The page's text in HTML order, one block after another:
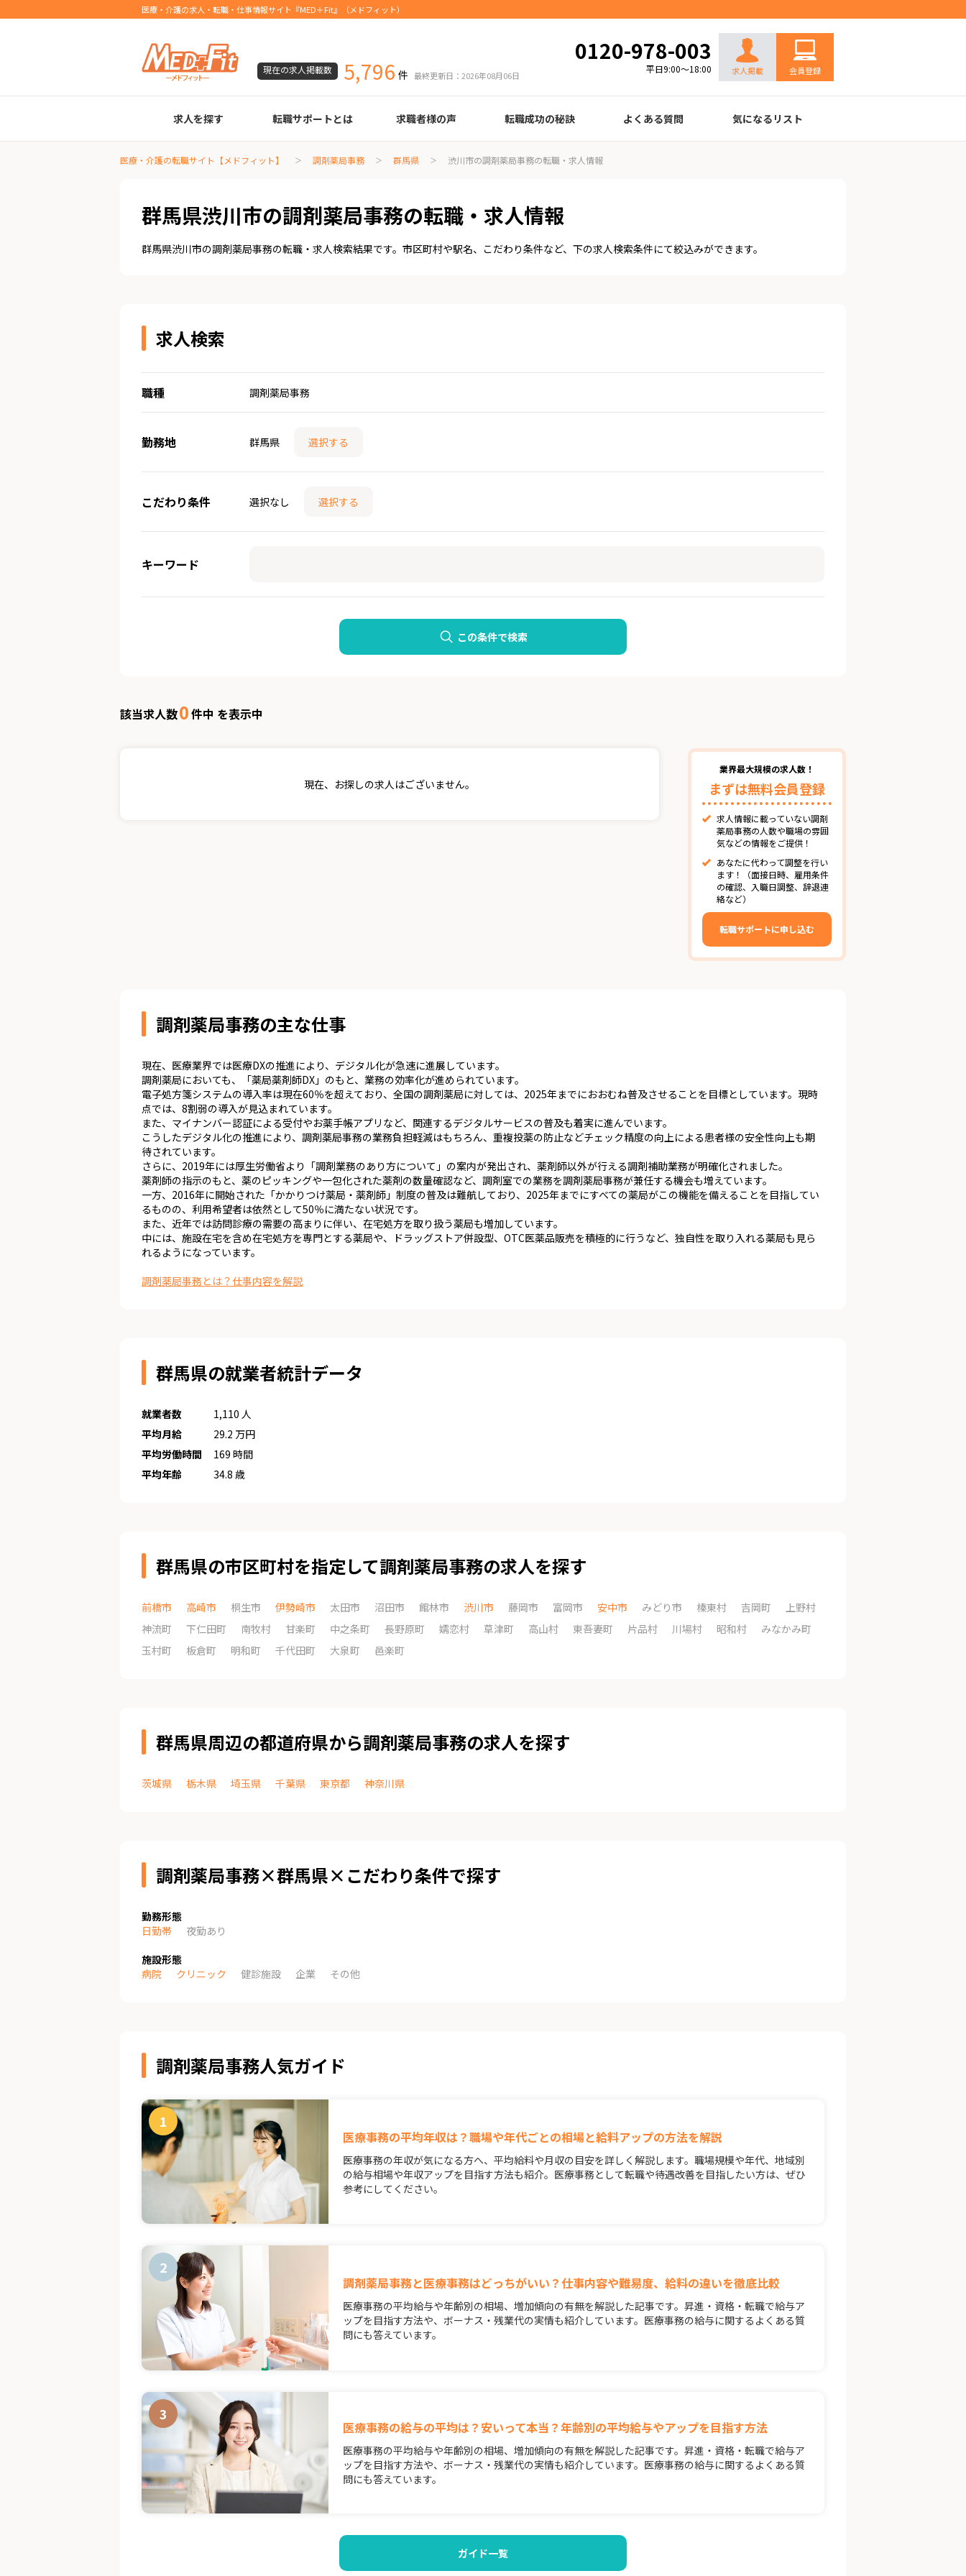
医療・介護の求人・転職・仕事情報サイト『MED＋Fit』（メドフィット）
現在の求人掲載数 5,796 件 最終更新日：2026年08月06日
0120-978-003
平日9:00～18:00 求人掲載 会員登録
求人を探す
臨床検査技師
診療放射線技師
臨床工学技士
医療事務
調剤薬局事務
理学療法士
作業療法士
言語聴覚士
機能訓練指導員
視能訓練士
看護師
薬剤師
転職サポートとは 求職者様の声
臨床検査技師
診療放射線技師
臨床工学技士
医療事務
調剤薬局事務
理学療法士
作業療法士
言語聴覚士
機能訓練指導員
視能訓練士
看護師
薬剤師
転職成功の秘訣
履歴書の書き方
職務経歴書の書き方
面接の心得
面接のコツ
転職の際に知っておきたいこと
年齢早見表
給与
よくある質問 気になるリスト
医療・介護の転職サイト【メドフィット】 調剤薬局事務 群馬県 渋川市の調剤薬局事務の転職・求人情報
群馬県渋川市の調剤薬局事務の転職・求人情報
群馬県渋川市の調剤薬局事務の転職・求人検索結果です。市区町村や駅名、こだわり条件など、下の求人検索条件にて絞込みができます。
求人検索
職種 調剤薬局事務
勤務地 群馬県 選択する
こだわり条件 選択なし 選択する
キーワード
この条件で検索
該当求人数0件中 を表示中
現在、お探しの求人はございません。
業界最大規模の求人数！
まずは無料会員登録
求人情報に載っていない調剤
薬局事務の人数や職場の雰囲
気などの情報をご提供！
あなたに代わって調整を行い
ます！（面接日時、雇用条件
の確認、入職日調整、辞退連
絡など）
転職サポートに申し込む
調剤薬局事務の主な仕事
現在、医療業界では医療DXの推進により、デジタル化が急速に進展しています。
調剤薬局においても、「薬局薬剤師DX」のもと、業務の効率化が進められています。
電子処方箋システムの導入率は現在60％を超えており、全国の調剤薬局に対しては、2025年までにおおむね普及させることを目標としています。現時
点では、8割弱の導入が見込まれています。
また、マイナンバー認証による受付やお薬手帳アプリなど、関連するデジタルサービスの普及も着実に進んでいます。
こうしたデジタル化の推進により、調剤薬局事務の業務負担軽減はもちろん、重複投薬の防止などチェック精度の向上による患者様の安全性向上も期
待されています。
さらに、2019年には厚生労働省より「調剤業務のあり方について」の案内が発出され、薬剤師以外が行える調剤補助業務が明確化されました。
薬剤師の指示のもと、薬のピッキングや一包化された薬剤の数量確認など、調剤室での業務を調剤薬局事務が兼任する機会も増えています。
一方、2016年に開始された「かかりつけ薬局・薬剤師」制度の普及は難航しており、2025年までにすべての薬局がこの機能を備えることを目指してい
るものの、利用希望者は依然として50％に満たない状況です。
また、近年では訪問診療の需要の高まりに伴い、在宅処方を取り扱う薬局も増加しています。
中には、施設在宅を含め在宅処方を専門とする薬局や、ドラッグストア併設型、OTC医薬品販売を積極的に行うなど、独自性を取り入れる薬局も見ら
れるようになっています。
調剤薬局事務とは？仕事内容を解説
群馬県の就業者統計データ
就業者数
1,110 人
平均月給
29.2 万円
平均労働時間
169 時間
平均年齢
34.8 歳
群馬県の市区町村を指定して調剤薬局事務の求人を探す
前橋市 高崎市 桐生市 伊勢崎市 太田市 沼田市 館林市 渋川市 藤岡市 富岡市 安中市 みどり市 榛東村 吉岡町
上野村
神流町
下仁田町 南牧村 甘楽町 中之条町 長野原町 嬬恋村 草津町 高山村 東吾妻町 片品村 川場村 昭和村
みなかみ町
玉村町
板倉町 明和町 千代田町 大泉町 邑楽町
群馬県周辺の都道府県から調剤薬局事務の求人を探す
茨城県 栃木県 埼玉県 千葉県 東京都 神奈川県
調剤薬局事務×群馬県×こだわり条件で探す
勤務形態
日勤帯
夜勤あり
施設形態
病院
クリニック 健診施設 企業 その他
調剤薬局事務人気ガイド
医療事務の平均年収は？職場や年代ごとの相場と給料アップの方法を解説
医療事務の年収が気になる方へ、平均給料や月収の目安を詳しく解説します。職場規模や年代、地域別
の給与相場や年収アップを目指す方法も紹介。医療事務として転職や待遇改善を目指したい方は、ぜひ
参考にしてください。
調剤薬局事務と医療事務はどっちがいい？仕事内容や難易度、給料の違いを徹底比較
医療事務の平均給与や年齢別の相場、増加傾向の有無を解説した記事です。昇進・資格・転職で給与ア
ップを目指す方法や、ボーナス・残業代の実情も紹介しています。医療事務の給与に関するよくある質
問にも答えています。
医療事務の給与の平均は？安いって本当？年齢別の平均給与やアップを目指す方法
医療事務の平均給与や年齢別の相場、増加傾向の有無を解説した記事です。昇進・資格・転職で給与ア
ップを目指す方法や、ボーナス・残業代の実情も紹介しています。医療事務の給与に関するよくある質
問にも答えています。
ガイド一覧